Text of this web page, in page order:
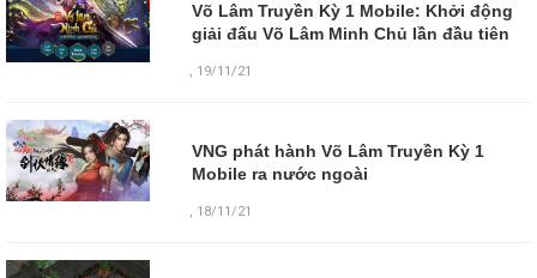
Võ Lâm Truyền Kỳ 1 Mobile: Khởi động
giải đấu Võ Lâm Minh Chủ lần đầu tiên
, 19/11/21
VNG phát hành Võ Lâm Truyền Kỳ 1
Mobile ra nước ngoài
, 18/11/21